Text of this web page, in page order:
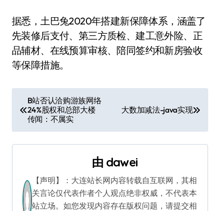
据悉，土巴兔2020年搭建新保障体系，涵盖了
先装修后支付、第三方质检、建工意外险、正
品辅材、在线预算审核、陪同签约和新房验收
等保障措施。
章
导
B站否认洽购游族网络
24%股权和总部大楼
传闻：不属实
大数加减法-java实现
由 dawei
【声明】：大连站长网内容转载自互联网，其相
关言论仅代表作者个人观点绝非权威，不代表本
站立场。如您发现内容存在版权问题，请提交相